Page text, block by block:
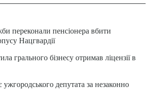
переконали пенсіонера вбити
Нацгвардії
грального бізнесу отримав ліцензії в
депутата за незаконно